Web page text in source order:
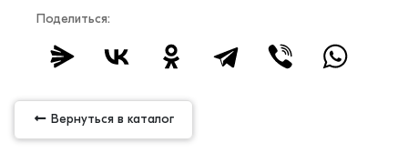
Поделиться:
Вернуться в каталог